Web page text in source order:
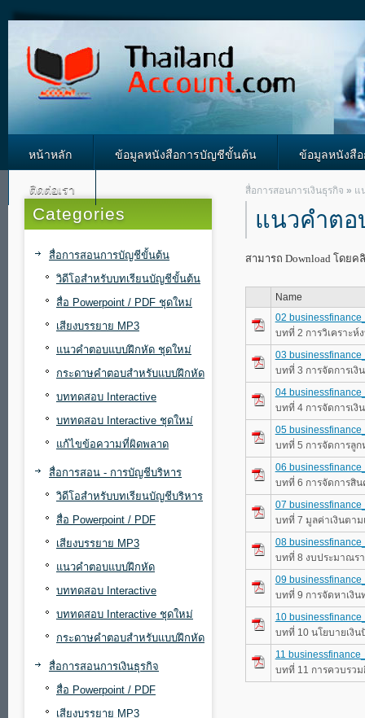
หน้าหลัก ข้อมูลหนังสือการบัญชีขั้นต้น ข้อมูลหนังสื
ติดต่อเรา
Categories
สื่อการสอนการบัญชีขั้นต้น
วิดีโอสำหรับบทเรียนบัญชีขั้นต้น
สื่อ Powerpoint / PDF ชุดใหม่
เสียงบรรยาย MP3
แนวคำตอบแบบฝึกหัด ชุดใหม่
กระดาษคำตอบสำหรับแบบฝึกหัด
บททดสอบ Interactive
บททดสอบ Interactive ชุดใหม่
แก้ไขข้อความที่ผิดพลาด
สื่อการสอน - การบัญชีบริหาร
วิดีโอสำหรับบทเรียนบัญชีบริหาร
สื่อ Powerpoint / PDF
เสียงบรรยาย MP3
แนวคำตอบแบบฝึกหัด
บททดสอบ Interactive
บททดสอบ Interactive ชุดใหม่
กระดาษคำตอบสำหรับแบบฝึกหัด
สื่อการสอนการเงินธุรกิจ
สื่อ Powerpoint / PDF
เสียงบรรยาย MP3
แนวคำต
สื่อการสอนการเงินธุรกิจ » แ
สามารถ Download โดย
Name
02
บทที่ 2 การวิเคราะห์
03
บทที่ 3 การจัดการเงิ
04
บทที่ 4 การจัดการเ
05
บทที่ 5 การจัดการลูก
06
บทที่ 6 การจัดการสิน
07
บทที่ 7 มูลค่าเงินตาม
08
บทที่ 8 งบประมาณร
09
บทที่ 9 การจัดหาเงิน
10
บทที่ 10 นโยบายเงิน
11
บทที่ 11 การควบรวม